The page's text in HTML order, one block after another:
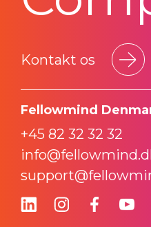
Kontakt os
Fellowmind
+45 82 32 32 32